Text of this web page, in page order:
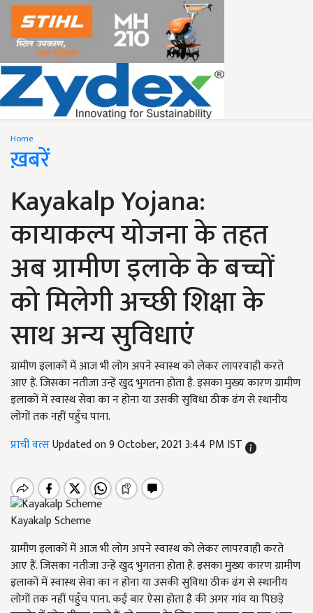
Home
ख़बरें
Kayakalp Yojana:
कायाकल्प योजना के तहत
अब ग्रामीण इलाके के बच्चों
को मिलेगी अच्छी शिक्षा के
साथ अन्य सुविधाएं
ग्रामीण इलाकों में आज भी लोग अपने स्वास्थ को लेकर लापरवाही करते
आए हैं. जिसका नतीजा उन्हें खुद भुगतना होता है. इसका मुख्य कारण ग्रामीण
इलाकों में स्वास्थ सेवा का न होना या उसकी सुविधा ठीक ढंग से स्थानीय
लोगों तक नहीं पहुँच पाना.
प्राची वत्सUpdated on 9 October, 2021 3:44 PM IST
Kayakalp Scheme
ग्रामीण इलाकों में आज भी लोग अपने स्वास्थ को लेकर लापरवाही करते
आए हैं. जिसका नतीजा उन्हें खुद भुगतना होता है. इसका मुख्य कारण ग्रामीण
इलाकों में स्वास्थ सेवा का न होना या उसकी सुविधा ठीक ढंग से स्थानीय
लोगों तक नहीं पहुँच पाना. कई बार ऐसा होता है की अगर गांव या पिछड़े